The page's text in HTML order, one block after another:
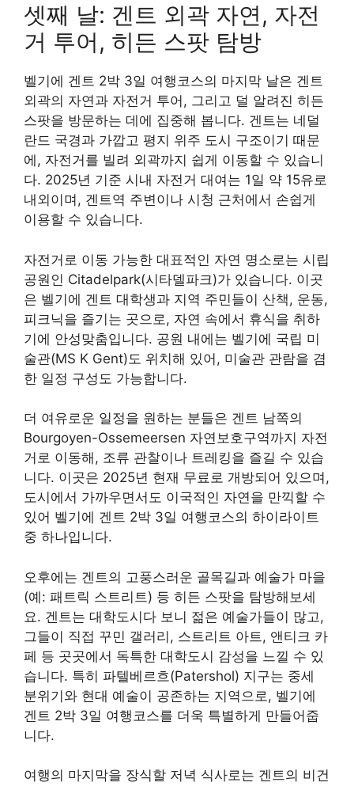
셋째 날: 겐트 외곽 자연, 자전
거 투어, 히든 스팟 탐방
벨기에 겐트 2박 3일 여행코스의 마지막 날은 겐트
외곽의 자연과 자전거 투어, 그리고 덜 알려진 히든
스팟을 방문하는 데에 집중해 봅니다. 겐트는 네덜
란드 국경과 가깝고 평지 위주 도시 구조이기 때문
에, 자전거를 빌려 외곽까지 쉽게 이동할 수 있습니
다. 2025년 기준 시내 자전거 대여는 1일 약 15유로
내외이며, 겐트역 주변이나 시청 근처에서 손쉽게
이용할 수 있습니다.
자전거로 이동 가능한 대표적인 자연 명소로는 시립
공원인 Citadelpark(시타델파크)가 있습니다. 이곳
은 벨기에 겐트 대학생과 지역 주민들이 산책, 운동,
피크닉을 즐기는 곳으로, 자연 속에서 휴식을 취하
기에 안성맞춤입니다. 공원 내에는 벨기에 국립 미
술관(MS K Gent)도 위치해 있어, 미술관 관람을 겸
한 일정 구성도 가능합니다.
더 여유로운 일정을 원하는 분들은 겐트 남쪽의
Bourgoyen-Ossemeersen 자연보호구역까지 자전
거로 이동해, 조류 관찰이나 트레킹을 즐길 수 있습
니다. 이곳은 2025년 현재 무료로 개방되어 있으며,
도시에서 가까우면서도 이국적인 자연을 만끽할 수
있어 벨기에 겐트 2박 3일 여행코스의 하이라이트
중 하나입니다.
오후에는 겐트의 고풍스러운 골목길과 예술가 마을
(예: 패트릭 스트리트) 등 히든 스팟을 탐방해보세
요. 겐트는 대학도시다 보니 젊은 예술가들이 많고,
그들이 직접 꾸민 갤러리, 스트리트 아트, 앤티크 카
페 등 곳곳에서 독특한 대학도시 감성을 느낄 수 있
습니다. 특히 파텔베르흐(Patershol) 지구는 중세
분위기와 현대 예술이 공존하는 지역으로, 벨기에
겐트 2박 3일 여행코스를 더욱 특별하게 만들어줍
니다.
여행의 마지막을 장식할 저녁 식사로는 겐트의 비건